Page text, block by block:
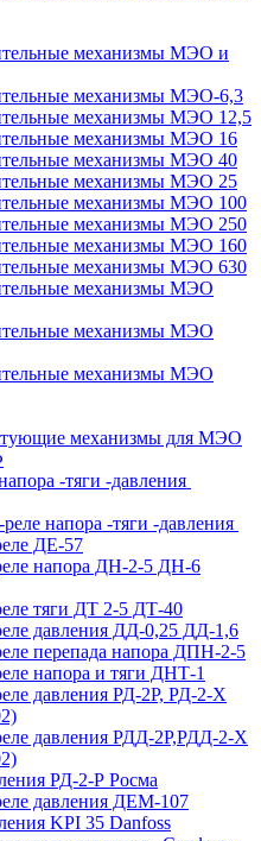
механизмы МЭО и
механизмы МЭО-6,3
механизмы МЭО 12,5
механизмы МЭО 16
механизмы МЭО 40
механизмы МЭО 25
механизмы МЭО 100
механизмы МЭО 250
механизмы МЭО 160
механизмы МЭО 630
механизмы МЭО
механизмы МЭО
механизмы МЭО
механизмы для МЭО
-тяги -давления
напора -тяги -давления
ДЕ-57
напора ДН-2-5 ДН-6
тяги ДТ 2-5 ДТ-40
давления ДД-0,25 ДД-1,6
перепада напора ДПН-2-5
напора и тяги ДНТ-1
давления РД-2Р, РД-2-Х
давления РДД-2Р,РДД-2-Х
РД-2-Р Росма
давления ДЕМ-107
KPI 35 Danfoss